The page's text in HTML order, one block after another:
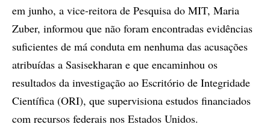
em junho, a vice-reitora de Pesquisa do MIT, Maria
Zuber, informou que não foram encontradas evidências
suficientes de má conduta em nenhuma das acusações
atribuídas a Sasisekharan e que encaminhou os
resultados da investigação ao Escritório de Integridade
Científica (ORI), que supervisiona estudos financiados
com recursos federais nos Estados Unidos.